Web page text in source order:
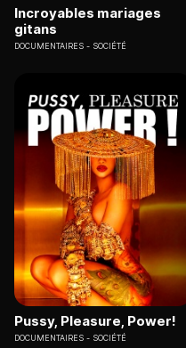
Incroyables mariages
gitans
DOCUMENTAIRES SOCIÉTÉ
Pussy, Pleasure, Power!
DOCUMENTAIRES SOCIÉTÉ